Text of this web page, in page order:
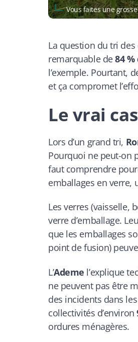
Vous faites une
La question du tri
remarquable de84
l’exemple. Pourtant,
et ça compromet
Le vrai
Lors d’un grand tri,
Pourquoi ne peut-on
faut comprendre
emballages en verre,
Les verres (vaisselle,
verre d’emballage.
que les emballages
point de fusion)
L’Ademe l’explique
ne peuvent pas être
des incidents dans
collectivités d’environ
ordures ménagères.